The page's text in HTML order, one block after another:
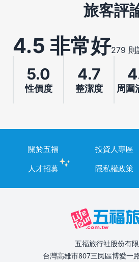
旅客評
4.5 非常好279 則
5.0
性價度
4.7
整潔度 周圍
關於五福 投資人專區
人才招募
隱私權政策
五福旅行社股份有
台灣高雄市807三民區博愛一